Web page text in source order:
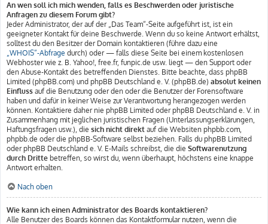
An wen soll ich mich wenden, falls es Beschwerden oder juristische
Anfragen zu diesem Forum gibt?
Jeder Administrator, der auf der „Das Team“-Seite aufgeführt ist, ist ein
geeigneter Kontakt für deine Beschwerde. Wenn du so keine Antwort erhältst,
solltest du den Besitzer der Domain kontaktieren (führe dazu eine
„WHOIS“-Abfrage durch) oder — falls diese Seite bei einem kostenlosen
Webhoster wie z. B. Yahoo!, free.fr, funpic.de usw. liegt — den Support oder
den Abuse-Kontakt des betreffenden Dienstes. Bitte beachte, dass phpBB
Limited (phpBB.com) und phpBB Deutschland e. V. (phpBB.de) absolut keinen
Einfluss auf die Benutzung oder den oder die Benutzer der Forensoftware
haben und dafür in keiner Weise zur Verantwortung herangezogen werden
können. Kontaktiere daher nie phpBB Limited oder phpBB Deutschland e. V. in
Zusammenhang mit jeglichen juristischen Fragen (Unterlassungserklärungen,
Haftungsfragen usw.), die sich nicht direkt auf die Websiten phpbb.com,
phpbb.de oder die phpBB-Software selbst beziehen. Falls du phpBB Limited
oder phpBB Deutschland e. V. E-Mails schreibst, die die Softwarenutzung
durch Dritte betreffen, so wirst du, wenn überhaupt, höchstens eine knappe
Antwort erhalten.
Nach oben
Wie kann ich einen Administrator des Boards kontaktieren?
Alle Benutzer des Boards können das Kontaktformular nutzen, wenn die